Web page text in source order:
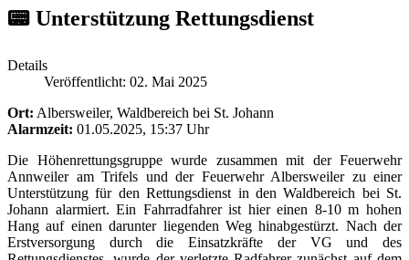
📟 Unterstützung Rettungsdienst
Details
Veröffentlicht: 02. Mai 2025
Ort: Albersweiler, Waldbereich bei St. Johann
Alarmzeit: 01.05.2025, 15:37 Uhr
Die Höhenrettungsgruppe wurde zusammen mit der Feuerwehr
Annweiler am Trifels und der Feuerwehr Albersweiler zu einer
Unterstützung für den Rettungsdienst in den Waldbereich bei St.
Johann alarmiert. Ein Fahrradfahrer ist hier einen 8-10 m hohen
Hang auf einen darunter liegenden Weg hinabgestürzt. Nach der
Erstversorgung durch die Einsatzkräfte der VG und des